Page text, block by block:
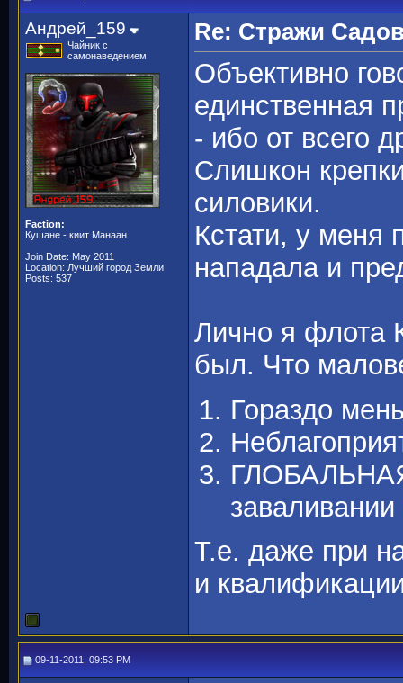
Андрей_159
Чайник с
самонаведением
Faction:
Кушане - киит Манаан
Join Date: May 2011
Location: Лучший город Земли
Posts: 537
Re: Стражи
Объективно
единственная
- ибо от всего
Слишкон
силовики.
Кстати, у меня
нападала и
Лично я флота
был. Что
Гораздо
ГЛОБАЛЬНАЯ
Т.е. даже при
и
09-11-2011, 09:53 PM